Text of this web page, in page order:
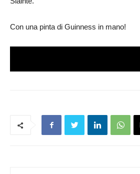
Con una pinta di Guinness in mano!